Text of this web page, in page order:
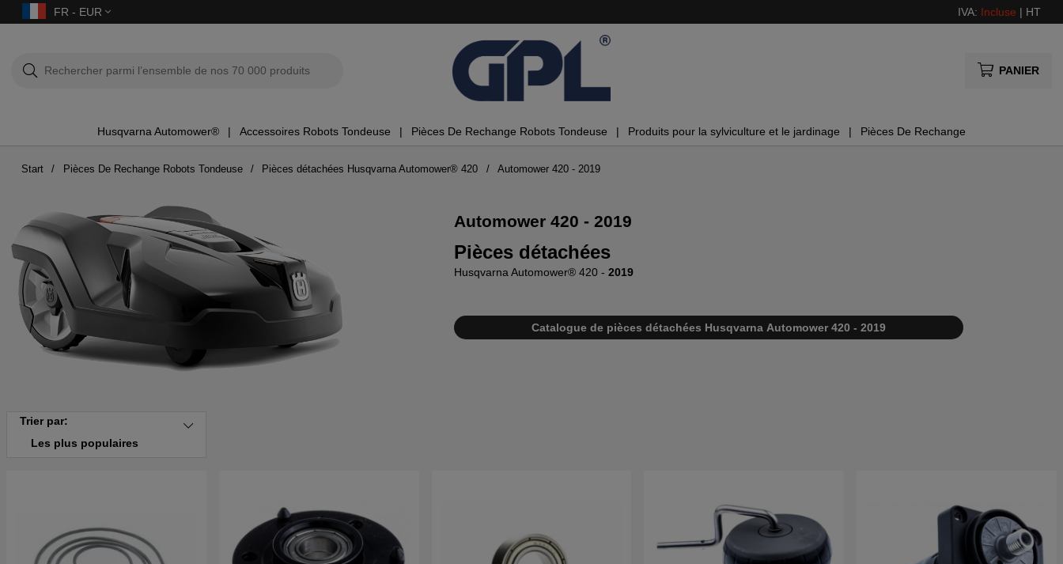
FR - EUR IVA: Incluse | HT
PANIER
Husqvarna Automower® Accessoires Robots Tondeuse Pièces De Rechange Robots Tondeuse Produits pour la sylviculture et le jardinage Pièces De Rechange
Start Pièces De Rechange Robots Tondeuse Pièces détachées Husqvarna Automower® 420 Automower 420 - 2019
Automower 420 - 2019
Pièces détachées
Husqvarna Automower® 420 - 2019
Catalogue de pièces détachées Husqvarna Automower 420 - 2019
Trier par:
Les plus populaires